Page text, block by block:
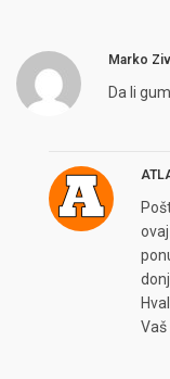
Marko
Da li
Vaš